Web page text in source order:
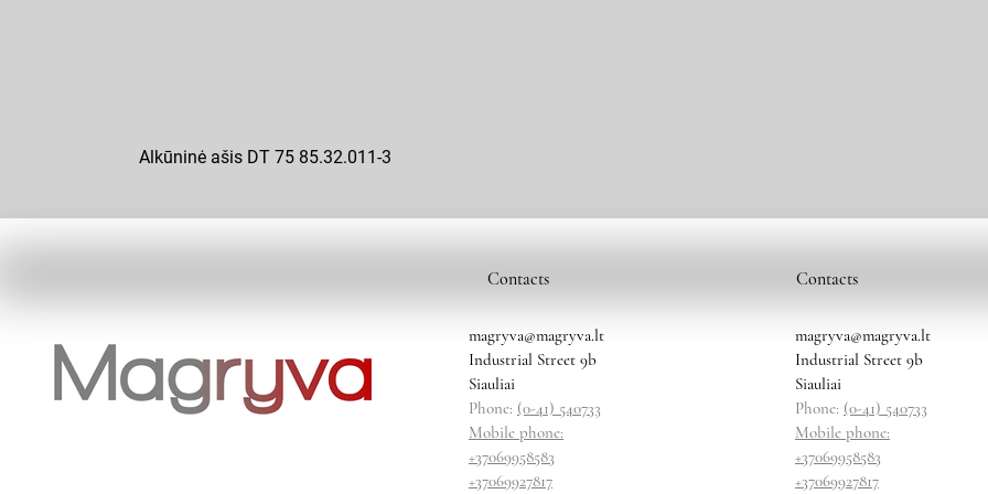
Alkūninė ašis DT 75 85.32.011-3
Contacts
magryva@magryva.lt
Industrial Street 9b
Siauliai
Phone: (0-41) 540733
Mobile phone:
+37069958583
+37069927817
Contacts
magryva@magryva.lt
Industrial Street 9b
Siauliai
Phone: (0-41) 540733
Mobile phone:
+37069958583
+37069927817